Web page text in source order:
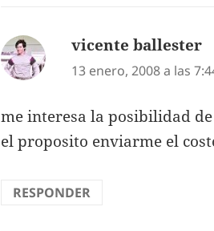
vicente ballester
13 enero, 2008 a las
me interesa la posibilidad
el proposito enviarme el
RESPONDER